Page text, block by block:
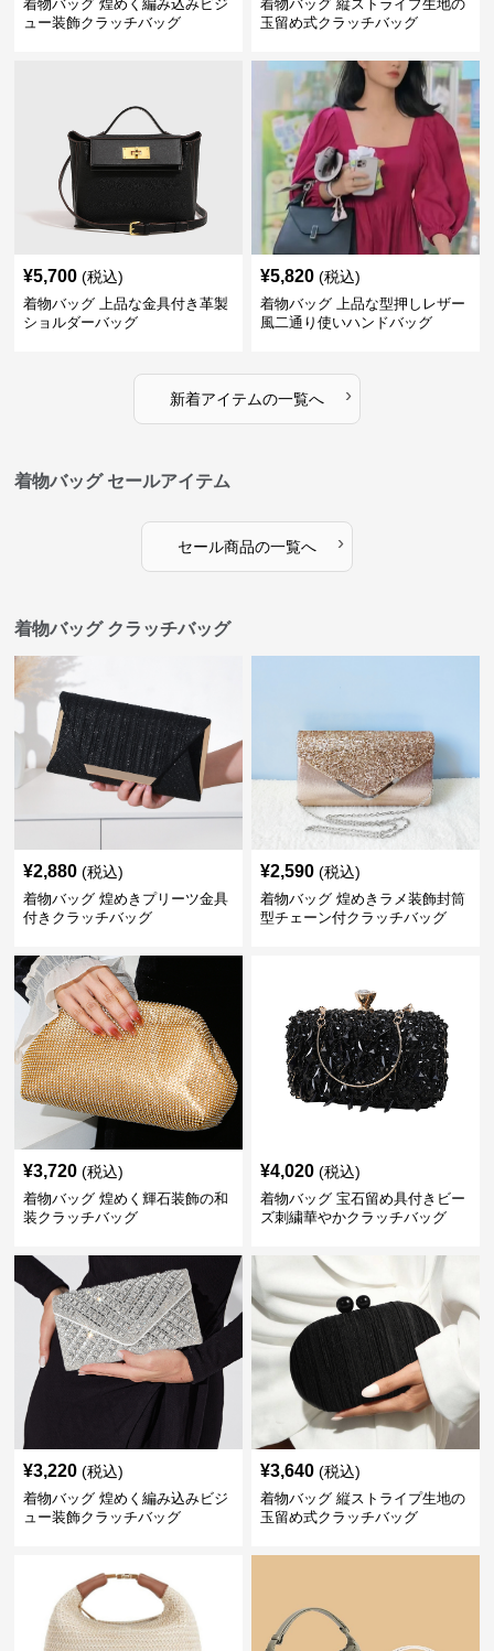
着物バッグ 煌めく編み込みビジ
ュー装飾クラッチバッグ
着物バッグ 縦ストライプ生地の
玉留め式クラッチバッグ
¥5,700 (税込)
着物バッグ 上品な金具付き革製
ショルダーバッグ
¥5,820 (税込)
着物バッグ 上品な型押しレザー
風二通り使いハンドバッグ
新着アイテムの一覧へ ›
着物バッグ セールアイテム
セール商品の一覧へ ›
着物バッグ クラッチバッグ
¥2,880 (税込)
着物バッグ 煌めきプリーツ金具
付きクラッチバッグ
¥2,590 (税込)
着物バッグ 煌めきラメ装飾封筒
型チェーン付クラッチバッグ
¥3,720 (税込)
着物バッグ 煌めく輝石装飾の和
装クラッチバッグ
¥4,020 (税込)
着物バッグ 宝石留め具付きビー
ズ刺繍華やかクラッチバッグ
¥3,220 (税込)
着物バッグ 煌めく編み込みビジ
ュー装飾クラッチバッグ
¥3,640 (税込)
着物バッグ 縦ストライプ生地の
玉留め式クラッチバッグ